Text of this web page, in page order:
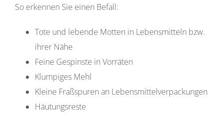
So erkennen Sie einen Befall:
Tote und lebende Motten in Lebensmitteln bzw.
ihrer Nähe
Feine Gespinste in Vorräten
Klumpiges Mehl
Kleine Fraßspuren an Lebensmittelverpackungen
Häutungsreste